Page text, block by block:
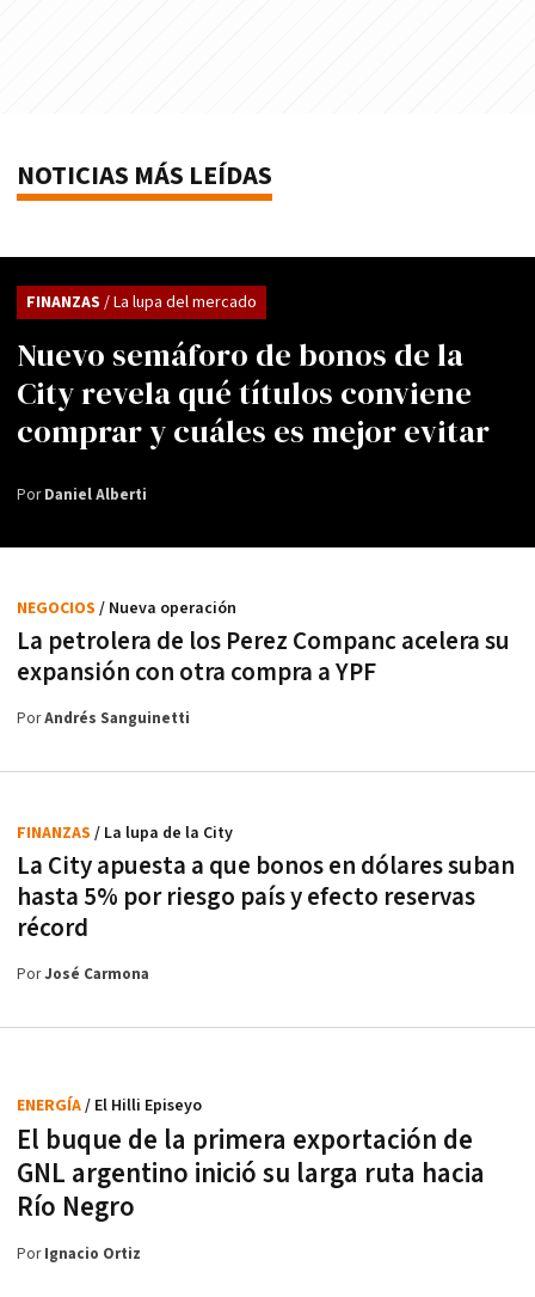
NOTICIAS MÁS LEÍDAS
Nuevo semáforo de bonos de la
City revela qué títulos conviene
comprar y cuáles es mejor evitar
FINANZAS / La lupa del mercado
PorDaniel Alberti
La petrolera de los Perez Companc acelera su
expansión con otra compra a YPF
NEGOCIOS / Nueva operación
PorAndrés Sanguinetti
La City apuesta a que bonos en dólares suban
hasta 5% por riesgo país y efecto reservas
récord
FINANZAS / La lupa de la City
PorJosé Carmona
El buque de la primera exportación de
GNL argentino inició su larga ruta hacia
Río Negro
ENERGÍA/ El Hilli Episeyo
PorIgnacio Ortiz